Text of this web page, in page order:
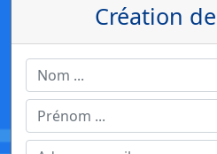
Création